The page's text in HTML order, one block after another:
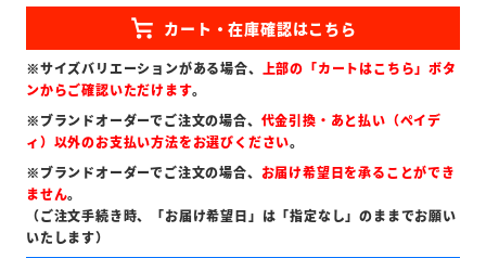
※サイズバリエーションがある場合、 上部の「カートはこちら」ボタ
ンからご確認いただけます。
※ブランドオーダーでご注文の場合、 代金引換・あと払い（ペイデ
ィ）以外のお支払い方法をお選びください。
※ブランドオーダーでご注文の場合、 お届け希望日を承ることができ
ません。
（ご注文手続き時、「お届け希望日」は「指定なし」のままでお願い
いたします）